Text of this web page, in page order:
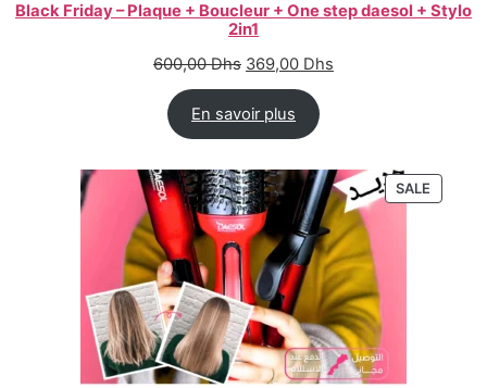
Black Friday – Plaque + Boucleur + One step daesol + Stylo
2in1
600,00Dhs 369,00 Dhs
En savoir plus
SALE